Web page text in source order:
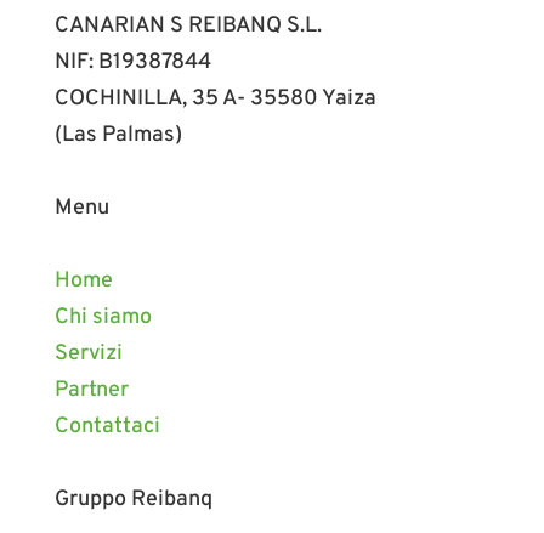
CANARIAN S REIBANQ S.L.
NIF: B19387844
COCHINILLA, 35 A- 35580 Yaiza
(Las Palmas)
Menu
Home
Chi siamo
Servizi
Partner
Contattaci
Gruppo Reibanq